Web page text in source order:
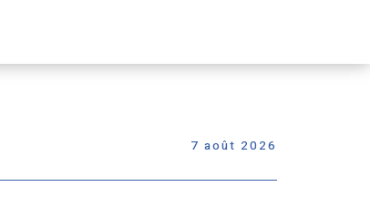
le
7 août 2026